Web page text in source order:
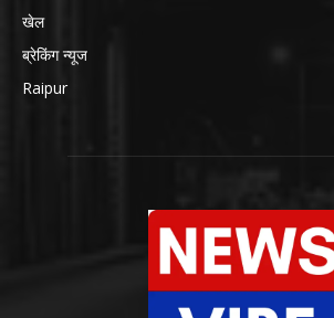
खेल
ब्रेकिंग न्यूज
Raipur